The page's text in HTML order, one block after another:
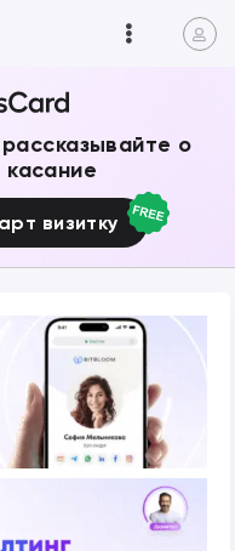
о
визитку